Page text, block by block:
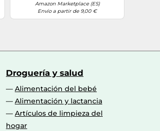
Amazon Marketplace (ES)
Envío a partir de 9,00 €
Droguería y salud
Alimentación del bebé
Alimentación y lactancia
Artículos de limpieza del
hogar